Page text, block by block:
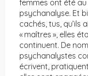
femmes ont été
psychanalyse. Et
cachés, tus, qu’ils
« maîtres », elles
continuent. De
psychanalystes
écrivent,